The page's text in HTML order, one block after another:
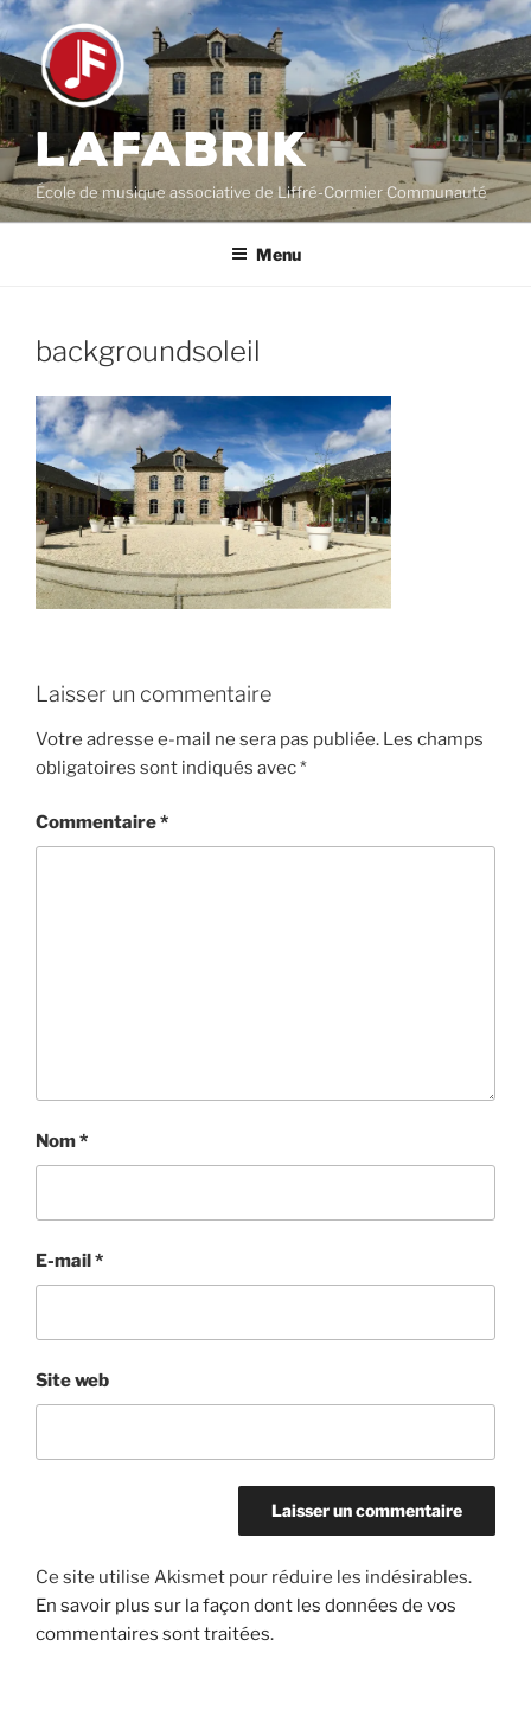
Aller
au
contenu
principal
LAFABRIK
École de musique associative de Liffré-Cormier Communauté
Menu
backgroundsoleil
Laisser un commentaire
Votre adresse e-mail ne sera pas publiée. Les champs
obligatoires sont indiqués avec*
Commentaire*
Nom*
E-mail*
Site web
Ce site utilise Akismet pour réduire les indésirables.
En savoir plus sur la façon dont les données de vos
commentaires sont traitées.